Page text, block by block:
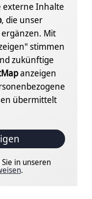
externe Inhalte
, die unser
Mit
stimmen
zukünftige
anzeigen
übermittelt
in unseren
.